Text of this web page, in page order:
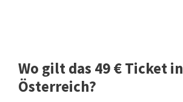
Wo gilt das 49 € Ticket in
Österreich?